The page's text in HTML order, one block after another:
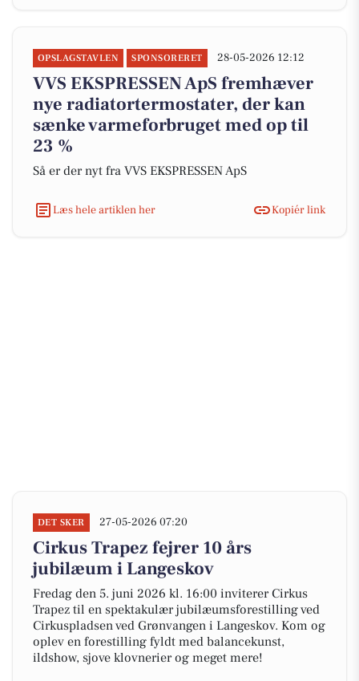
OPSLAGSTAVLEN SPONSORERET 28-05-2026 12:12
VVS EKSPRESSEN ApS fremhæver
nye radiatortermostater, der kan
sænke varmeforbruget med op til
23 %
Så er der nyt fra VVS EKSPRESSEN ApS
Læs hele artiklen her Kopiér link
DET SKER 27-05-2026 07:20
Cirkus Trapez fejrer 10 års
jubilæum i Langeskov
Fredag den 5. juni 2026 kl. 16:00 inviterer Cirkus
Trapez til en spektakulær jubilæumsforestilling ved
Cirkuspladsen ved Grønvangen i Langeskov. Kom og
oplev en forestilling fyldt med balancekunst,
ildshow, sjove klovnerier og meget mere!